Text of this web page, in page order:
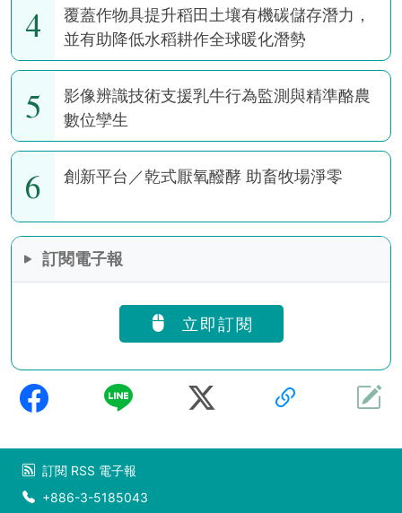
4
覆蓋作物具提升稻田土壤有機碳儲存潛力，
並有助降低水稻耕作全球暖化潛勢
5
影像辨識技術支援乳牛行為監測與精準酪農
數位孿生
6 創新平台／乾式厭氧醱酵 助畜牧場淨零
訂閱電子報
立即訂閱
訂閱 RSS 電子報
+886-3-5185043